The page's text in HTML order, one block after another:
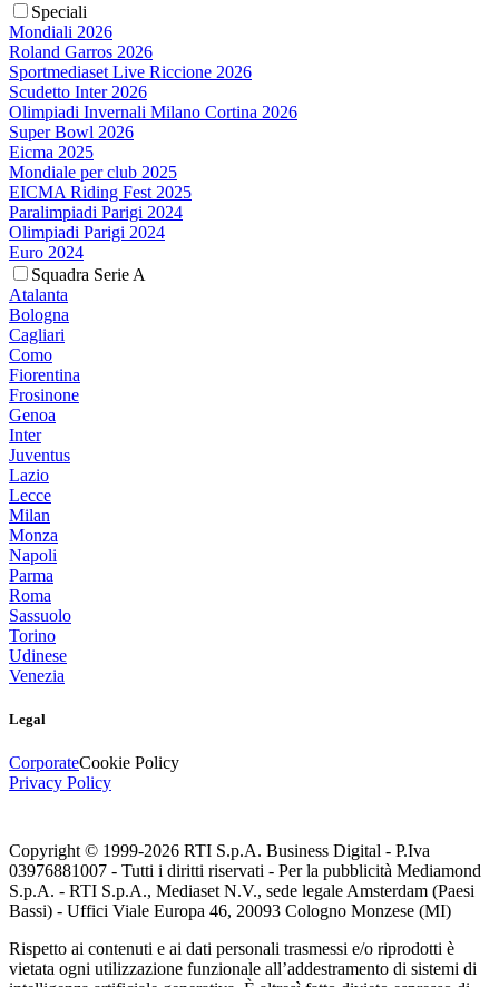
Speciali
Mondiali 2026
Roland Garros 2026
Sportmediaset Live Riccione 2026
Scudetto Inter 2026
Olimpiadi Invernali Milano Cortina 2026
Super Bowl 2026
Eicma 2025
Mondiale per club 2025
EICMA Riding Fest 2025
Paralimpiadi Parigi 2024
Olimpiadi Parigi 2024
Euro 2024
Squadra Serie A
Atalanta
Bologna
Cagliari
Como
Fiorentina
Frosinone
Genoa
Inter
Juventus
Lazio
Lecce
Milan
Monza
Napoli
Parma
Roma
Sassuolo
Torino
Udinese
Venezia
Legal
CorporateCookie Policy
Privacy Policy
Copyright © 1999-2026 RTI S.p.A. Business Digital - P.Iva
03976881007 - Tutti i diritti riservati - Per la pubblicità Mediamond
S.p.A. - RTI S.p.A., Mediaset N.V., sede legale Amsterdam (Paesi
Bassi) - Uffici Viale Europa 46, 20093 Cologno Monzese (MI)
Rispetto ai contenuti e ai dati personali trasmessi e/o riprodotti è
vietata ogni utilizzazione funzionale all’addestramento di sistemi di